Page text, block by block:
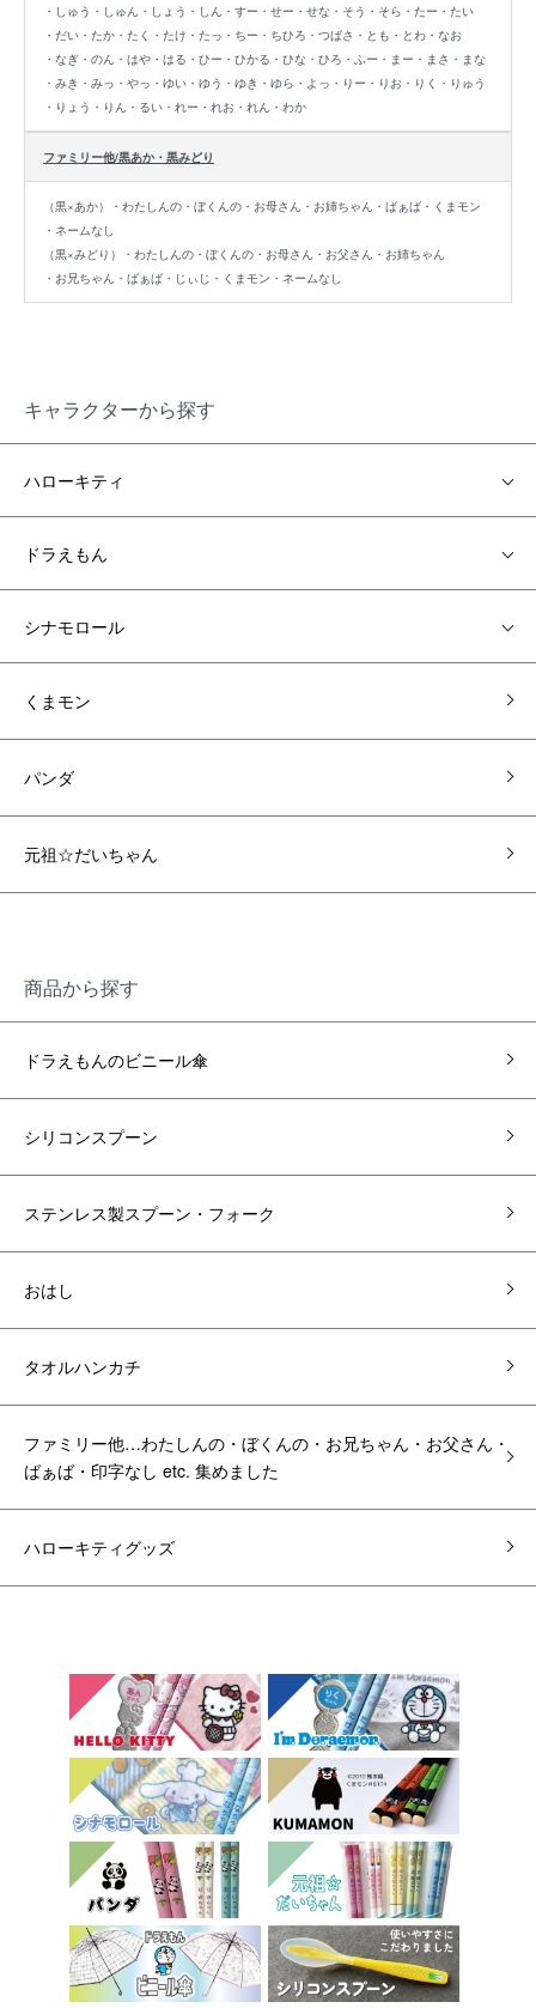
・しゅう ・しゅん ・しょう ・しん ・すー ・せー ・せな ・そう ・そら ・たー ・たい
・だい ・たか ・たく ・たけ ・たっ ・ちー ・ちひろ ・つばさ ・とも ・とわ ・なお
・なぎ ・のん ・はや ・はる ・ひー ・ひかる ・ひな ・ひろ ・ふー ・まー ・まさ ・まな
・みき ・みっ ・やっ ・ゆい ・ゆう ・ゆき ・ゆら ・よっ ・りー ・りお ・りく ・りゅう
・りょう ・りん ・るい ・れー ・れお ・れん ・わか
ファミリー他/黒あか・黒みどり
（黒×あか） ・わたしんの ・ぼくんの ・お母さん ・お姉ちゃん ・ばぁば ・くまモン
・ネームなし
（黒×みどり）
・わたしんの ・ぼくんの ・お母さん ・お父さん ・お姉ちゃん
・お兄ちゃん ・ばぁば ・じぃじ ・くまモン ・ネームなし
キャラクターから探す
ハローキティ
ドラえもん
シナモロール
くまモン
パンダ
元祖☆だいちゃん
商品から探す
ドラえもんのビニール傘
シリコンスプーン
ステンレス製スプーン・フォーク
おはし
タオルハンカチ
ファミリー他…わたしんの・ぼくんの・お兄ちゃん・お父さん・
ばぁば・印字なし etc. 集めました
ハローキティグッズ